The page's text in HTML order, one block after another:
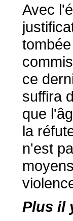
Avec
ce
suffira
que
la
n'est
Plus il